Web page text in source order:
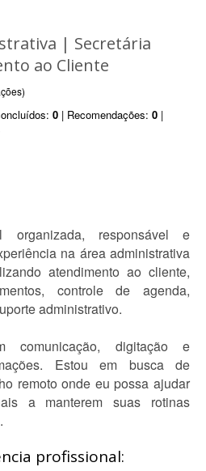
| Secretária
ao Cliente
0 | Recomendações: 0 |
organizada, responsável e
na área administrativa
atendimento ao cliente,
controle de agenda,
administrativo.
comunicação, digitação e
Estou em busca de
remoto onde eu possa ajudar
a manterem suas rotinas
profissional: